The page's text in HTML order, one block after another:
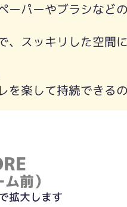
パーやブラシなど
スッキリした空間に
楽して持続できる
前）
拡大します